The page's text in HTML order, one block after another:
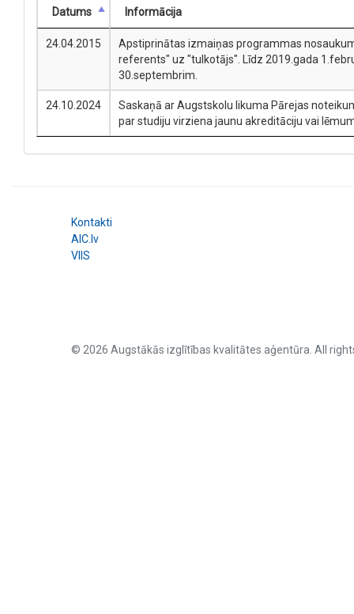
Datums Informācija
24.04.2015
Apstiprinātas izmaiņas programmas
referents" uz "tulkotājs". Līdz 2019.gada
30.septembrim.
24.10.2024
Saskaņā ar Augstskolu likuma Pārejas
par studiju virziena jaunu akreditāciju vai
Kontakti
AIC.lv
VIIS
© 2026 Augstākās izglītības kvalitātes aģentūra. All